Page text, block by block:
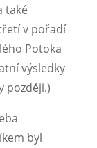
také
v pořadí
Potoka
výsledky
později.)
byl